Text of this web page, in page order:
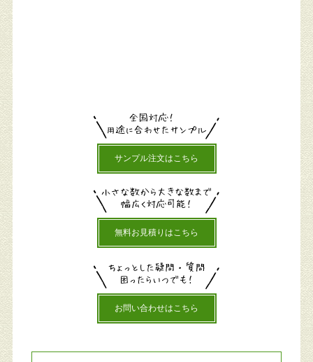
サンプル注文はこちら
無料お見積りはこちら
お問い合わせはこちら